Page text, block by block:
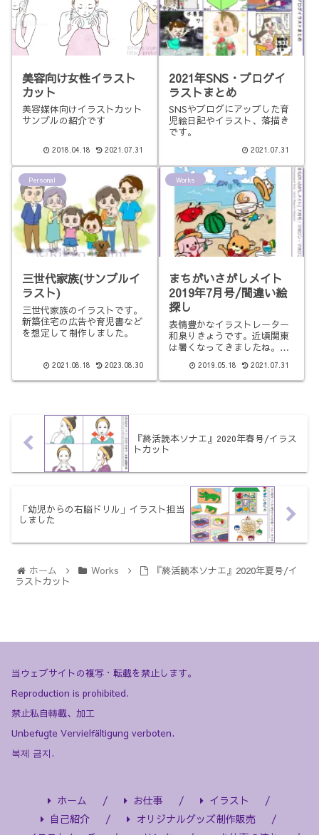
美容向け女性イラスト
カット
美容媒体向けイラストカット
サンプルの紹介です
2018.04.18 2021.07.31
2021年SNS・ブログイ
ラストまとめ
SNSやブログにアップした育
児絵日記やイラスト、落描き
です。
2021.07.31
Personal
三世代家族(サンプルイ
ラスト)
三世代家族のイラストです。
新築住宅の広告や育児書など
を想定して制作しました。
2021.08.18 2023.08.30
Works
まちがいさがしメイト
2019年7月号/間違い絵
探し
表情豊かなイラストレーター
和泉りきょうです。近頃関東
は暑くなってきましたね。母
ます。さて、今回もお仕事情
報です！「まちがいさがしメ
2019.05.18 2021.07.31
『終活読本ソナエ』2020年春号/イラス
トカット
「幼児からの右脳ドリル」イラスト担当
しました
ホーム Works
『終活読本ソナエ』2020年夏号/イ
ラストカット
当ウェブサイトの複写・転載を禁止します。
Reproduction is prohibited.
禁止私自轉載、加工
Unbefugte Vervielfältigung verboten.
복제 금지.
ホーム お仕事
イラスト
自己紹介
オリジナルグッズ制作販売